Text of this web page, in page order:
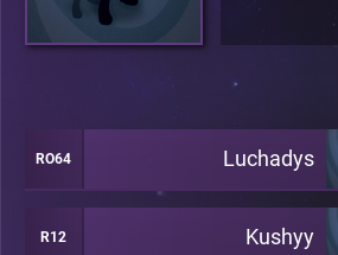
RO64 Luchadys
R12 Kushyy